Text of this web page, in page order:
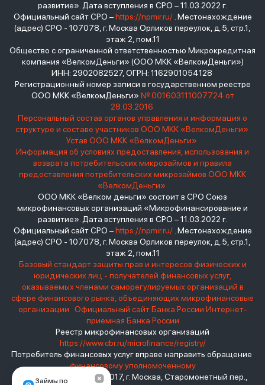
Займы по
развитие». Дата вступления в СРО – 11.03.2022 г.
Официальный сайт СРО –https://npmir.ru/. Местонахождение
(адрес) СРО - 107078, г. Москва Орликов переулок, д.5, стр.1,
этаж 2, пом.11
Общество с ограниченной ответственностью Микрокредитная
компания «ВелкомДеньги» (ООО МКК «ВелкомДеньги»)
ИНН: 2902082527, ОГРН: 1162901054128
Регистрационный номер записи в государственном реестре
ООО МКК «ВелкомДеньги» № 001603111007724 от
28.03.2016
Персональный состав органов управления и информация о
структуре и составе участников ООО МКК «ВелкомДеньги»
Устав ООО МКК «ВелкомДеньги»
Информация об условиях предоставления, использования и
возврата потребительских микрозаймов и правила
предоставления потребительских микрозаймов ООО МКК
«ВелкомДеньги»
ООО МКК «Велком деньги» состоит в СРО Союз
микрофинансовых организаций «Микрофинансирование и
развитие». Дата вступления в СРО – 11.03.2022 г.
Официальный сайт СРО –https://npmir.ru/. Местонахождение
(адрес) СРО - 107078, г. Москва Орликов переулок, д.5, стр.1,
этаж 2, пом.11
Базовый стандарт защиты прав и интересов физических и
юридических лиц - получателей финансовых услуг,
оказываемых членами саморегулируемых организаций в
сфере финансового рынка, объединяющих микрофинансовые
организации
Официальный сайт Банка России Интернет-
приемная Банка России
Реестр микрофинансовых организаций
https://www.cbr.ru/microfinance/registry/
Потребитель финансовых услуг вправе направить обращение
финансовому уполномоченному
Место нахождения: 119017, г. Москва, Старомонетный пер.,